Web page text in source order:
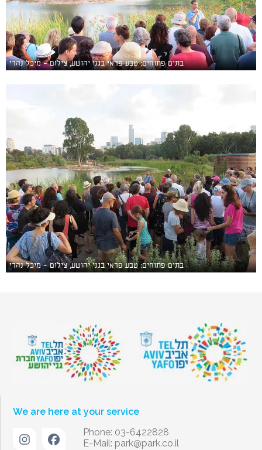
בתים פתוחים: טבע פראי בגני יהושע, צילום - מיכל נהרי
בתים פתוחים: טבע פראי בגני יהושע, צילום - מיכל נהרי
We are here at your service
Phone: 03-6422828
E-Mail: park@park.co.il